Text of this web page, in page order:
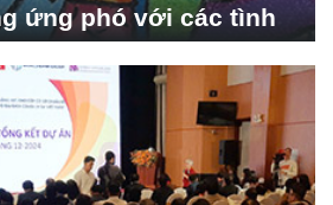
ứng phó với các tình